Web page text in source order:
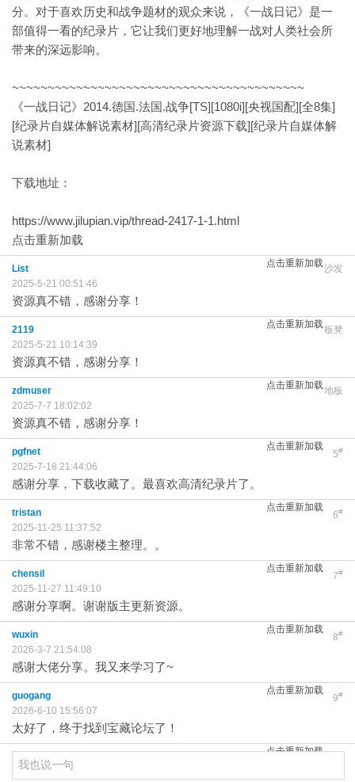
分。对于喜欢历史和战争题材的观众来说，《一战日记》是一
部值得一看的纪录片，它让我们更好地理解一战对人类社会所
带来的深远影响。
~~~~~~~~~~~~~~~~~~~~~~~~~~~~~~~~~~~~~~~~~
《一战日记》2014.德国.法国.战争[TS][1080i][央视国配][全8集]
[纪录片自媒体解说素材][高清纪录片资源下载][纪录片自媒体解
说素材]
下载地址：
https://www.jilupian.vip/thread-2417-1-1.html
点击重新加载
点击重新加载沙发
List
2025-5-21 00:51:46
资源真不错，感谢分享！
点击重新加载板凳
2119
2025-5-21 10:14:39
资源真不错，感谢分享！
点击重新加载地板
zdmuser
2025-7-7 18:02:02
资源真不错，感谢分享！
点击重新加载
5#
pgfnet
2025-7-18 21:44:06
感谢分享，下载收藏了。最喜欢高清纪录片了。
点击重新加载
6#
tristan
2025-11-25 11:37:52
非常不错，感谢楼主整理。。
点击重新加载
7#
chensil
2025-11-27 11:49:10
感谢分享啊。谢谢版主更新资源。
点击重新加载
8#
wuxin
2026-3-7 21:54:08
感谢大佬分享。我又来学习了~
点击重新加载
9#
guogang
2026-6-10 15:56:07
太好了，终于找到宝藏论坛了！
点击重新加载